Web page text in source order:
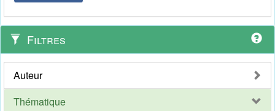
Filtres
Auteur
Thématique